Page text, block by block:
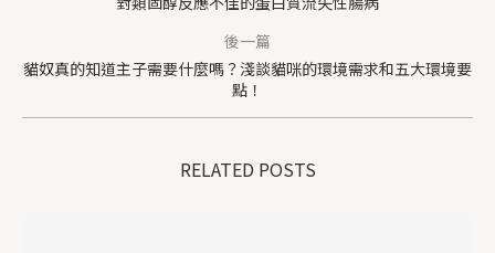
後一篇
貓奴真的知道主子需要什麼嗎？淺談貓咪的環境需求和五大環境要
點！
RELATED POSTS